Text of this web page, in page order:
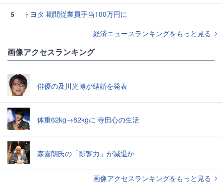
5
トヨタ 期間従業員手当100万円に
経済ニュースランキングをもっと見る
画像アクセスランキング
俳優の及川光博が結婚を発表
体重62kg→82kgに 寺田心の生活
森喜朗氏の「影響力」が減退か
画像アクセスランキングをもっと見る